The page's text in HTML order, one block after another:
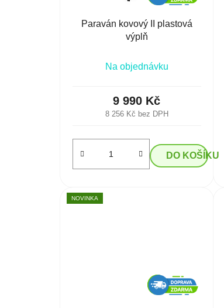
Paraván kovový II plastová
výplň
Na objednávku
8 256 Kč bez DPH
9 990 Kč
DO KOŠÍKU
NOVINKA